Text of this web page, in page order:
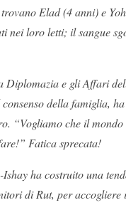
Elad (4 anni) e
nei loro letti; il sangue
Diplomazia e gli Affari
della famiglia,
“Vogliamo che il
Fatica sprecata!
ha costruito una
di Rut, per accogliere